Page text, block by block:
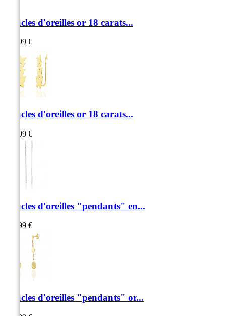
Boucles d'oreilles or 18 carats...
179,99 €
Boucles d'oreilles or 18 carats...
319,99 €
Boucles d'oreilles "pendants" en...
169,99 €
Boucles d'oreilles "pendants" or...